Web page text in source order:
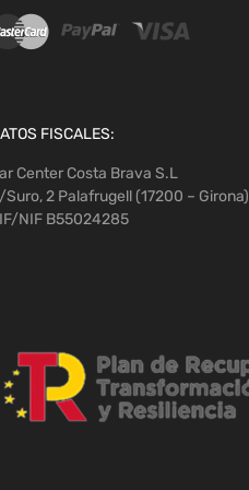
FISCALES:
Center Costa Brava S.L
Suro, 2 Palafrugell (17200 – Girona)
NIF B55024285